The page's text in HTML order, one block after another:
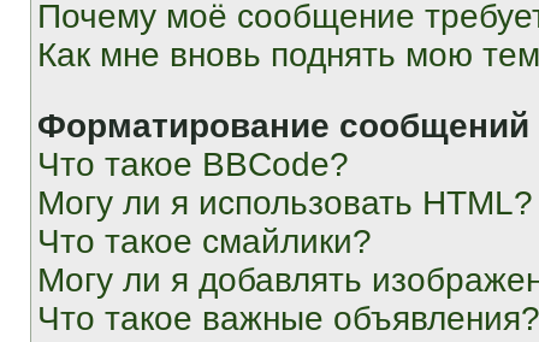
Почему моё сообщение
Как мне вновь поднять мою
Форматирование
Что такое BBCode?
Могу ли я использовать HTML?
Что такое смайлики?
Могу ли я добавлять
Что такое важные объявления?